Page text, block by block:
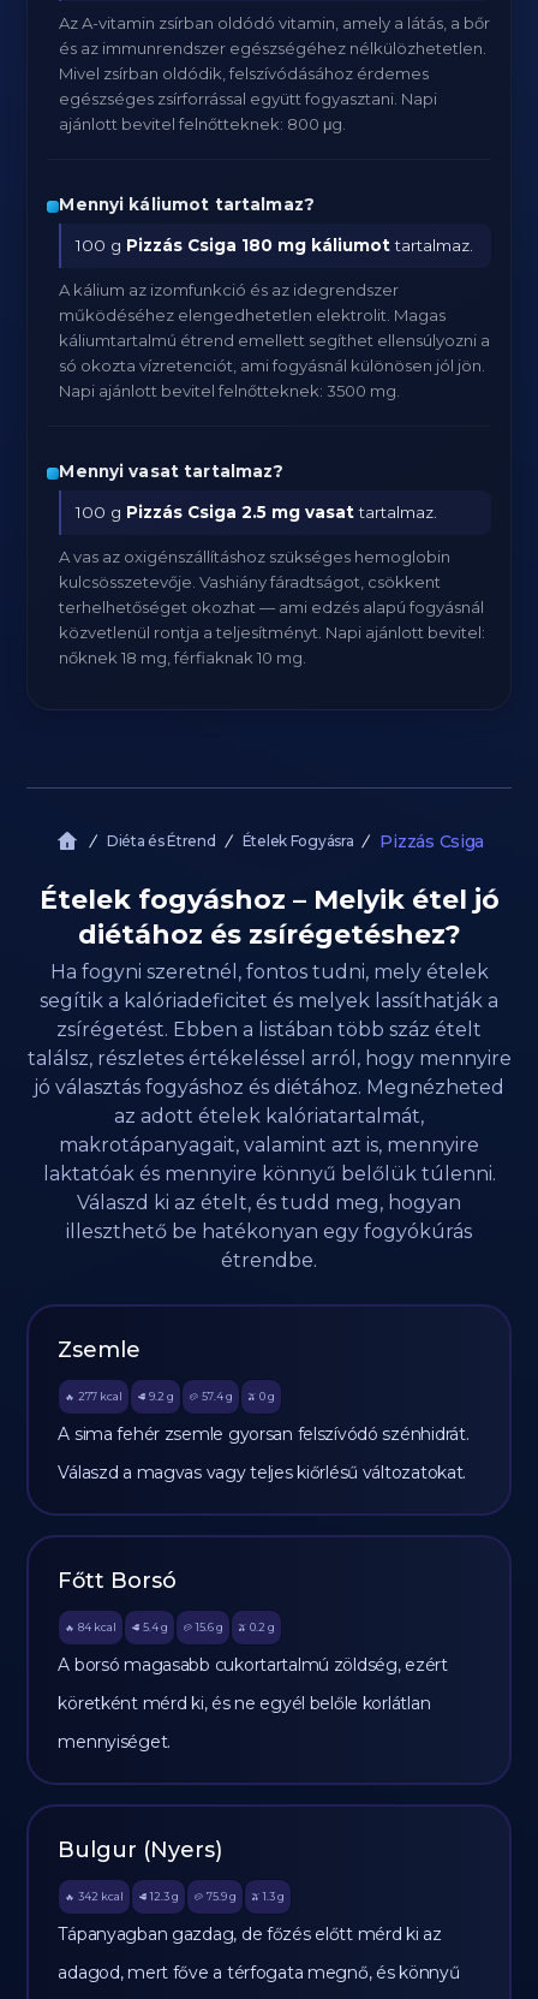
Az A-vitamin zsírban oldódó vitamin, amely a látás, a bőr
és az immunrendszer egészségéhez nélkülözhetetlen.
Mivel zsírban oldódik, felszívódásához érdemes
egészséges zsírforrással együtt fogyasztani. Napi
ajánlott bevitel felnőtteknek: 800 μg.
Mennyi káliumot tartalmaz?
100 g Pizzás Csiga 180 mg káliumottartalmaz.
A kálium az izomfunkció és az idegrendszer
működéséhez elengedhetetlen elektrolit. Magas
káliumtartalmú étrend emellett segíthet ellensúlyozni a
só okozta vízretenciót, ami fogyásnál különösen jól jön.
Napi ajánlott bevitel felnőtteknek: 3500 mg.
Mennyi vasat tartalmaz?
100 g Pizzás Csiga 2.5 mg vasattartalmaz.
A vas az oxigénszállításhoz szükséges hemoglobin
kulcsösszetevője. Vashiány fáradtságot, csökkent
terhelhetőséget okozhat — ami edzés alapú fogyásnál
közvetlenül rontja a teljesítményt. Napi ajánlott bevitel:
nőknek 18 mg, férfiaknak 10 mg.
Diéta és Étrend Ételek Fogyásra Pizzás Csiga
Ételek fogyáshoz – Melyik étel jó
diétához és zsírégetéshez?
Ha fogyni szeretnél, fontos tudni, mely ételek
segítik a kalóriadeficitet és melyek lassíthatják a
zsírégetést. Ebben a listában több száz ételt
találsz, részletes értékeléssel arról, hogy mennyire
jó választás fogyáshoz és diétához. Megnézheted
az adott ételek kalóriatartalmát,
makrotápanyagait, valamint azt is, mennyire
laktatóak és mennyire könnyű belőlük túlenni.
Válaszd ki az ételt, és tudd meg, hogyan
illeszthető be hatékonyan egy fogyókúrás
étrendbe.
Zsemle
🔥 277 kcal 🥩 9.2 g 🥔 57.4g 🫒 0 g
A sima fehér zsemle gyorsan felszívódó szénhidrát.
Válaszd a magvas vagy teljes kiőrlésű változatokat.
Főtt Borsó
🔥 84 kcal 🥩 5.4 g 🥔 15.6g 🫒 0.2 g
A borsó magasabb cukortartalmú zöldség, ezért
köretként mérd ki, és ne egyél belőle korlátlan
mennyiséget.
Bulgur (Nyers)
🔥 342 kcal 🥩 12.3 g 🥔 75.9g 🫒 1.3 g
Tápanyagban gazdag, de főzés előtt mérd ki az
adagod, mert főve a térfogata megnő, és könnyű